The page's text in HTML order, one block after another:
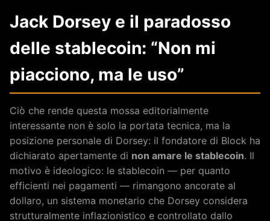
Jack Dorsey e il paradosso
delle stablecoin: “Non mi
piacciono, ma le uso”
Ciò che rende questa mossa editorialmente
interessante non è solo la portata tecnica, ma la
posizione personale di Dorsey: il fondatore di Block ha
dichiarato apertamente di non amare le stablecoin. Il
motivo è ideologico: le stablecoin — per quanto
efficienti nei pagamenti — rimangono ancorate al
dollaro, un sistema monetario che Dorsey considera
strutturalmente inflazionistico e controllato dallo